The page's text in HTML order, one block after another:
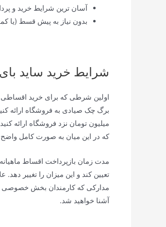
آسان ترین شرایط خرید و
بدون نیاز به پیش قسط (یا
شرایط خرید ساید
اولین شرطی که برای خرید
که در این میان به صورت کامل
تعیین کند و این میزان را تغییر
مدارکی که کارمندان بخش خصوصی
آشنا خواهید شد.